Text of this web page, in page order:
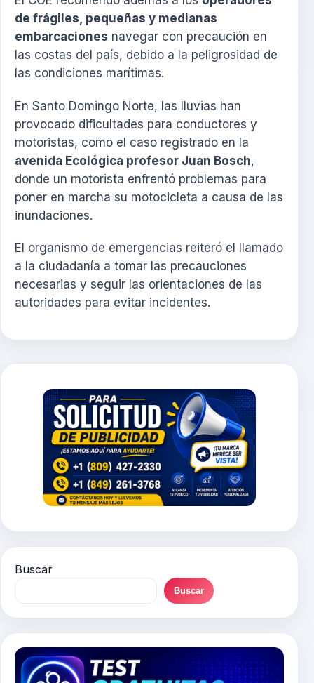
de frágiles, pequeñas y medianas
embarcaciones navegar con precaución en
las costas del país, debido a la peligrosidad de
las condiciones marítimas.
En Santo Domingo Norte, las lluvias han
provocado dificultades para conductores y
motoristas, como el caso registrado en la
avenida Ecológica profesor Juan Bosch,
donde un motorista enfrentó problemas para
poner en marcha su motocicleta a causa de las
inundaciones.
El organismo de emergencias reiteró el llamado
a la ciudadanía a tomar las precauciones
necesarias y seguir las orientaciones de las
autoridades para evitar incidentes.
Buscar
Buscar